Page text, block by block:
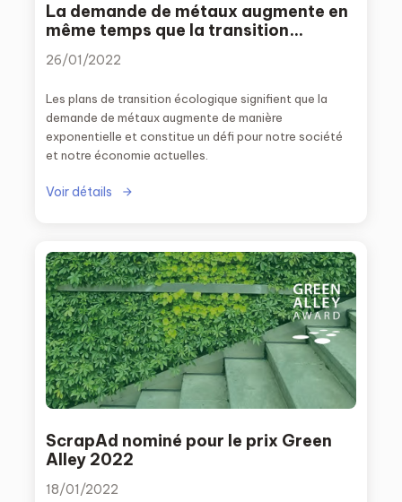
La demande de métaux augmente en
même temps que la transition
écologique
26/01/2022
Les plans de transition écologique signifient que la
demande de métaux augmente de manière
exponentielle et constitue un défi pour notre société
et notre économie actuelles.
Voir détails
ScrapAd nominé pour le prix Green
Alley 2022
18/01/2022